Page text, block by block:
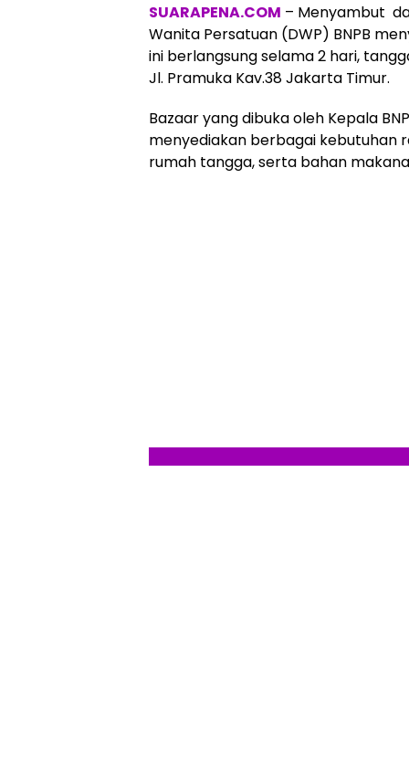
SUARAPENA.COM – Menyambut
Wanita Persatuan (DWP) BNPB
ini berlangsung selama 2 hari,
Jl. Pramuka Kav.38 Jakarta Timur.
Bazaar yang dibuka oleh Kepala
menyediakan berbagai kebutuhan
rumah tangga, serta bahan